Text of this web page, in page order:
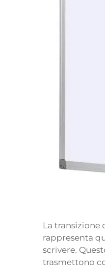
La transizione
rappresenta
scrivere.
trasmettono